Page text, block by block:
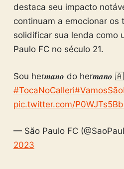
destaca seu impacto
continuam a emocionar os
solidificar sua lenda como
Paulo FC no século 21.
Sou her𝒎𝒂𝒏𝒐 do her𝒎𝒂𝒏𝒐
#TocaNoCalleri
pic.twitter.com/
— São Paulo FC
2023